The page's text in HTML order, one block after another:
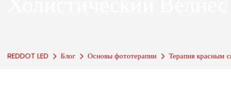
REDDOT LED Блог Основы фототерапии Терапия красным